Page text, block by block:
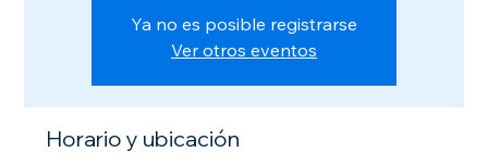
Ya no es posible registrarse
Ver otros eventos
Horario y ubicación